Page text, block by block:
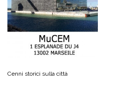
Cenni storici sulla città